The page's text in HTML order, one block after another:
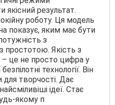
результат.
роботу. Ця модель
показує, яким має бути
з
простотою. Якість з
це не просто цифра у
технології. Він
для творчості. Дає
ідеї. Стає
якому п